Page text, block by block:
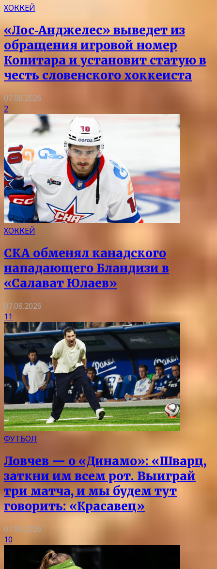
ХОККЕЙ
«Лос‑Анджелес» выведет из
обращения игровой номер
Копитара и установит статую в
честь словенского хоккеиста
07.08.2026
2
ХОККЕЙ
СКА обменял канадского
нападающего Бландизи в
«Салават Юлаев»
07.08.2026
11
ФУТБОЛ
Ловчев — о «Динамо»: «Шварц,
заткни им всем рот. Выиграй
три матча, и мы будем тут
говорить: «Красавец»
07.08.2026
10